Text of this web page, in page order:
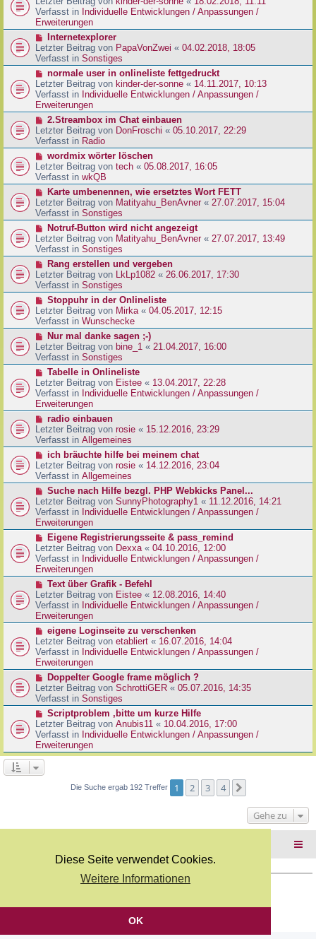
Diese Seite verwendet Cookies.
Weitere Informationen
OK
r
a
g
B
e
i
r
a
g
u
e
r
B
e
i
r
a
g
Verfasst in Individuelle Entwicklungen / Anpassungen /
Erweiterungen
N
e
u
e
r
B
e
i
r
a
g
Internetexplorer
Letzter Beitrag von PapaVonZwei « 04.02.2018, 18:05
Verfasst in Sonstiges
N
e
u
e
r
B
e
i
r
a
g
normale user in onlineliste fettgedruckt
Letzter Beitrag von kinder-der-sonne « 14.11.2017, 10:13
Verfasst in Individuelle Entwicklungen / Anpassungen /
Erweiterungen
N
e
u
e
r
B
e
t
r
a
g
2.Streambox im Chat einbauen
Letzter Beitrag von DonFroschi « 05.10.2017, 22:29
Verfasst in Radio
N
e
u
e
r
B
e
t
r
a
g
wordmix wörter löschen
Letzter Beitrag von tech « 05.08.2017, 16:05
Verfasst in wkQB
N
e
u
e
r
B
e
t
r
a
g
Karte umbenennen, wie ersetztes Wort FETT
Letzter Beitrag von Matityahu_BenAvner « 27.07.2017, 15:04
Verfasst in Sonstiges
N
e
u
e
r
B
e
t
r
a
g
Notruf-Button wird nicht angezeigt
Letzter Beitrag von Matityahu_BenAvner« 27.07.2017, 13:49
Verfasst in Sonstiges
N
e
u
e
r
B
e
t
r
a
g
Rang erstellen und vergeben
Letzter Beitrag von LkLp1082 « 26.06.2017, 17:30
Verfasst in Sonstiges
N
e
u
e
r
B
e
t
r
a
g
Stoppuhr in der Onlineliste
Letzter Beitrag von Mirka« 04.05.2017, 12:15
Verfasst in Wunschecke
N
e
u
e
r
B
e
i
r
a
g
Nur mal danke sagen ;-)
Letzter Beitrag von bine_1 « 21.04.2017, 16:00
Verfasst in Sonstiges
N
e
u
e
r
B
e
i
r
a
g
Tabelle in Onlineliste
Letzter Beitrag von Eistee « 13.04.2017, 22:28
Verfasst in Individuelle Entwicklungen / Anpassungen /
Erweiterungen
N
e
u
e
r
B
e
t
r
a
g
radio einbauen
Letzter Beitrag von rosie « 15.12.2016, 23:29
Verfasst in Allgemeines
N
e
u
e
r
B
e
i
r
a
g
ich bräuchte hilfe bei meinem chat
Letzter Beitrag von rosie « 14.12.2016, 23:04
Verfasst in Allgemeines
N
e
u
e
r
B
e
i
t
a
g
Suche nach Hilfe bezgl. PHP Webkicks Panel...
Letzter Beitrag von SunnyPhotography1 « 11.12.2016, 14:21
Verfasst in Individuelle Entwicklungen / Anpassungen /
Erweiterungen
N
e
u
e
r
B
e
i
t
a
g
Eigene Registrierungsseite & pass_remind
Letzter Beitrag von Dexxa« 04.10.2016, 12:00
Verfasst in Individuelle Entwicklungen / Anpassungen /
Erweiterungen
N
e
u
e
r
B
e
i
t
a
g
Text über Grafik - Befehl
Letzter Beitrag von Eistee « 12.08.2016, 14:40
Verfasst in Individuelle Entwicklungen / Anpassungen /
Erweiterungen
N
e
u
e
r
B
e
i
r
a
g
eigene Loginseite zu verschenken
Letzter Beitrag von etabliert « 16.07.2016, 14:04
Verfasst in Individuelle Entwicklungen / Anpassungen /
Erweiterungen
N
e
u
e
r
B
e
i
t
r
Doppelter Google frame möglich ?
Letzter Beitrag von SchrottiGER « 05.07.2016, 14:35
Verfasst in Sonstiges
N
e
u
e
r
e
g
Scriptproblem ,bitte um kurze Hilfe
Letzter Beitrag von Anubis11 « 10.04.2016, 17:00
Verfasst in Individuelle Entwicklungen / Anpassungen /
Erweiterungen
Die Suche ergab 192 Treffer 1 2 3 4
Gehe zu
Deutsche Übersetzung durchphpBB.de